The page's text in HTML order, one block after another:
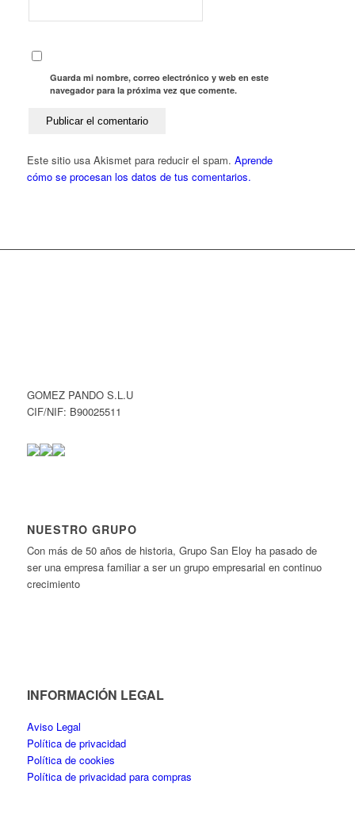
Guarda mi nombre, correo electrónico y web en este
navegador para la próxima vez que comente.
Este sitio usa Akismet para reducir el spam. Aprende
cómo se procesan los datos de tus comentarios.
GOMEZ PANDO S.L.U
CIF/NIF: B90025511
NUESTRO GRUPO
Con más de 50 años de historia, Grupo San Eloy ha pasado de
ser una empresa familiar a ser un grupo empresarial en continuo
crecimiento
INFORMACIÓN LEGAL
Aviso Legal
Política de privacidad
Política de cookies
Política de privacidad para compras